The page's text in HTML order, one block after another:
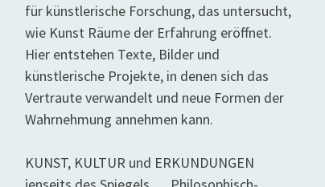
für künstlerische Forschung, das untersucht,
wie Kunst Räume der Erfahrung eröffnet.
Hier entstehen Texte, Bilder und
künstlerische Projekte, in denen sich das
Vertraute verwandelt und neue Formen der
Wahrnehmung annehmen kann.
KUNST, KULTUR und ERKUNDUNGEN